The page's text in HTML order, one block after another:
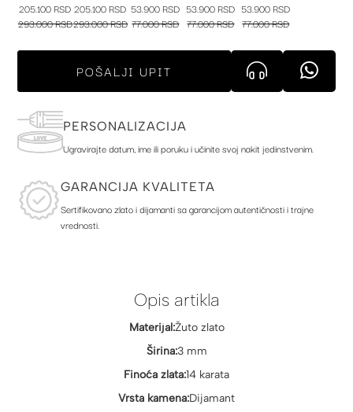
205.100 RSD
293.000 RSD
205.100 RSD
293.000 RSD
53.900 RSD
77.000 RSD
53.900 RSD
77.000 RSD
53.900 RSD
77.000 RSD
POŠALJI UPIT
PERSONALIZACIJA
Ugravirajte datum, ime ili poruku i učinite svoj nakit jedinstvenim.
GARANCIJA KVALITETA
Sertifikovano zlato i dijamanti sa garancijom autentičnosti i trajne
vrednosti.
Opis artikla
Materijal:Žuto zlato
Širina:3 mm
Finoća zlata:14 karata
Vrsta kamena:Dijamant